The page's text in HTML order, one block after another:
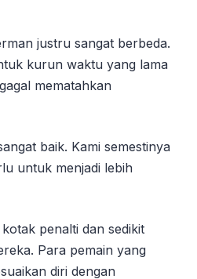
justru sangat berbeda.
kurun waktu yang lama
mematahkan
baik. Kami semestinya
untuk menjadi lebih
penalti dan sedikit
Para pemain yang
diri dengan